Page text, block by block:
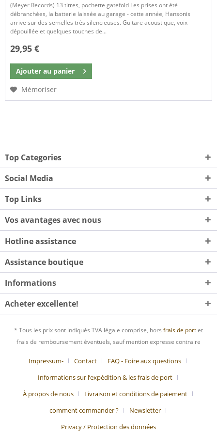
(Meyer Records) 13 titres, pochette gatefold Les prises ont été
débranchées, la batterie laissée au garage - cette année, Hansonis
arrive sur des semelles très silencieuses. Guitare acoustique, voix
dépouillée et quelques touches de...
29,95 €
Ajouter au panier
Mémoriser
Top Categories
Social Media
Top Links
Vos avantages avec nous
Hotline assistance
Assistance boutique
Informations
Acheter excellente!
* Tous les prix sont indiqués TVA légale comprise, hors frais de portet
frais de remboursement éventuels, sauf mention expresse contraire
Impressum- Contact
FAQ - Foire aux questions
Informations sur l’expédition & les frais de port
À propos de nous
Livraison et conditions de paiement
comment commander ?
Newsletter
Privacy / Protection des données